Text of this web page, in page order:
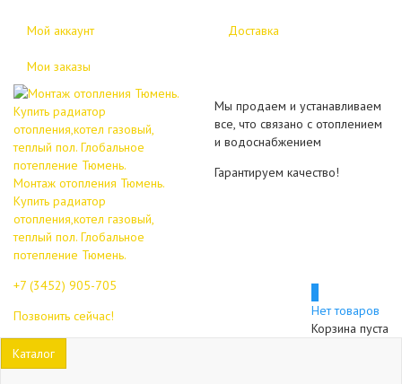
Мой аккаунт
Мои заказы
Доставка
Монтаж отопления Тюмень.
Купить радиатор
отопления,котел газовый,
теплый пол. Глобальное
потепление Тюмень.
Мы продаем и устанавливаем
все, что связано с отоплением
и водоснабжением
Гарантируем качество!
+7 (3452) 905-705
Позвонить сейчас!
Нет товаров
Корзина пуста
Каталог